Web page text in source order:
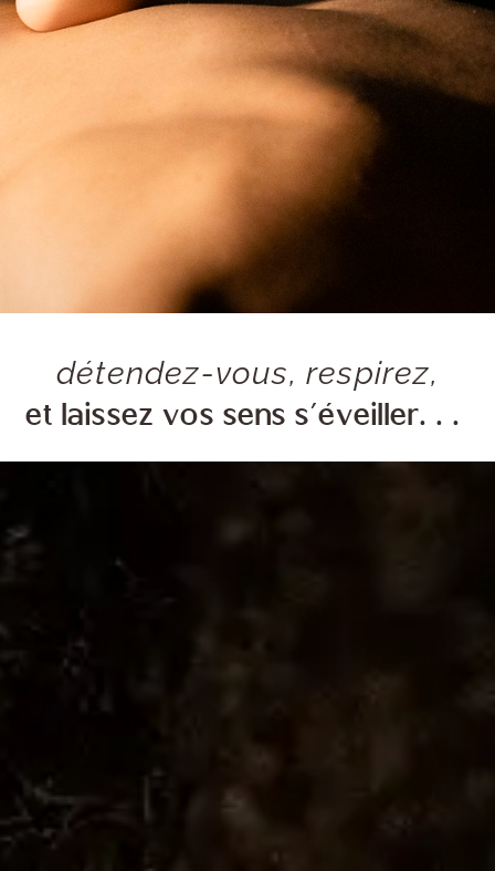
détendez-vous, respirez,
et laissez vos sens s’éveiller...